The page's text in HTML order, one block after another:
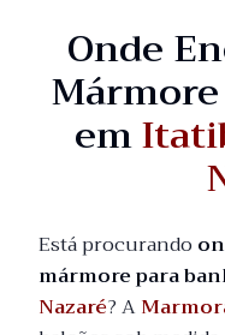
Onde
em
Está procurando
mármore para
Nazaré? A